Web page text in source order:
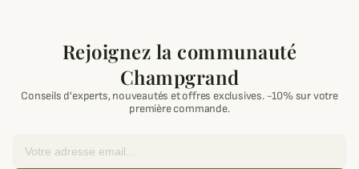
Rejoignez la communauté
Champgrand
Conseils d'experts, nouveautés et offres exclusives. -10% sur votre
première commande.